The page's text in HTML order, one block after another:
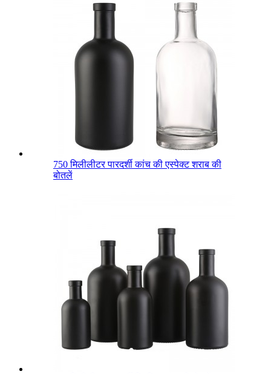
750 मिलीलीटर पारदर्शी कांच की एस्पेक्ट शराब की
बोतलें